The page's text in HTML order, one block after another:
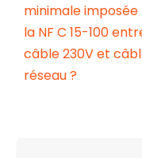
minimale
la NF C 15-100
câble 230V et
réseau ?